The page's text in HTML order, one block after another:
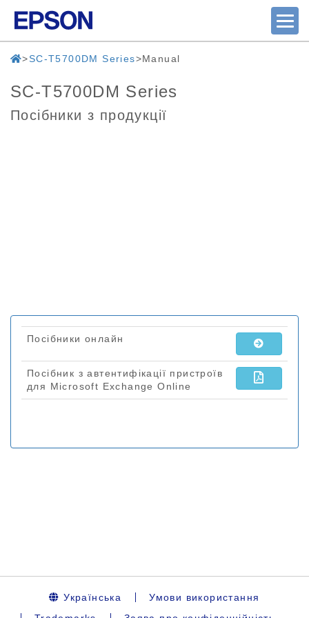
SC-T5700DM Series Manual
SC-T5700DM Series
Посібники з продукції
Українська
Умови використання